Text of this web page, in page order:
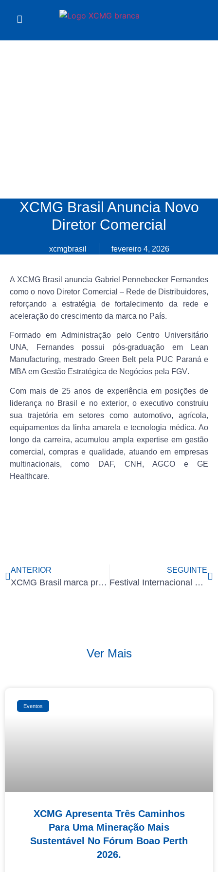
XCMG Brasil Anuncia Novo
Diretor Comercial
xcmgbrasil fevereiro 4, 2026
A XCMG Brasil anuncia Gabriel Pennebecker Fernandes
como o novo Diretor Comercial – Rede de Distribuidores,
reforçando a estratégia de fortalecimento da rede e
aceleração do crescimento da marca no País.
Formado em Administração pelo Centro Universitário
UNA, Fernandes possui pós-graduação em Lean
Manufacturing, mestrado Green Belt pela PUC Paraná e
MBA em Gestão Estratégica de Negócios pela FGV.
Com mais de 25 anos de experiência em posições de
liderança no Brasil e no exterior, o executivo construiu
sua trajetória em setores comoautomotivo, agrícola,
equipamentos da linha amarela e tecnologia médica. Ao
longo da carreira, acumulou ampla expertise em gestão
comercial, compras e qualidade, atuando em empresas
multinacionais, como DAF, CNH, AGCO e GE
Healthcare.
ANTERIOR
XCMG Brasil marca presença na Coopershow 2026
SEGUINTE
Festival Internacional do Cliente da XCMG
Ver Mais
Eventos
XCMG Apresenta Três Caminhos
Para Uma Mineração Mais
Sustentável No Fórum Boao Perth
2026.